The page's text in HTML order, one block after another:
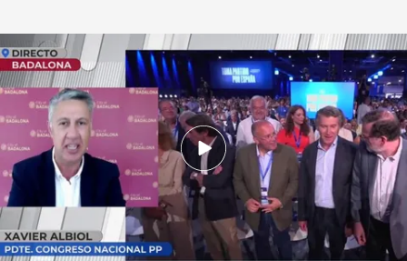
Xavier Albiol detalla los siguientes objetivos del Partido Popular.
cuatro.com
Lara Guerra
07 JUL 2025 - 14:52h.
Xavier Albiol se pronuncia sobre el cierre de
filas del Partido Popular para "reiniciar España"
Ketty Garat revela más detalles sobre las